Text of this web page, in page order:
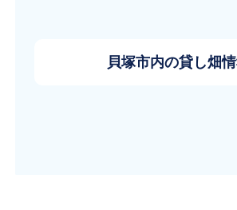
貝塚市内の貸し畑